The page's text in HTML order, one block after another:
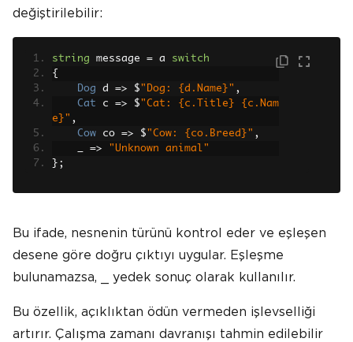
değiştirilebilir:
string message = a switch
{
Dog d => $ "Dog: {d.Name}" ,
Cat c => $ "Cat: {c.Title} {c.Nam
e}" ,
Cow co => $ "Cow: {co.Breed}" ,
=>
"Unknown animal"
};
Bu ifade, nesnenin türünü kontrol eder ve eşleşen
desene göre doğru çıktıyı uygular. Eşleşme
bulunamazsa, _ yedek sonuç olarak kullanılır.
Bu özellik, açıklıktan ödün vermeden işlevselliği
artırır. Çalışma zamanı davranışı tahmin edilebilir